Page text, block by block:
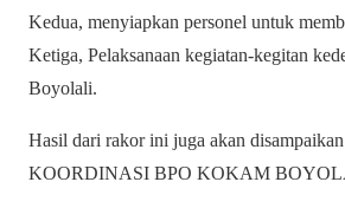
Kedua, menyiapkan personel untuk
Ketiga, Pelaksanaan kegiatan-kegitan
Boyolali.
Hasil dari rakor ini juga akan
KOORDINASI BPO KOKAM